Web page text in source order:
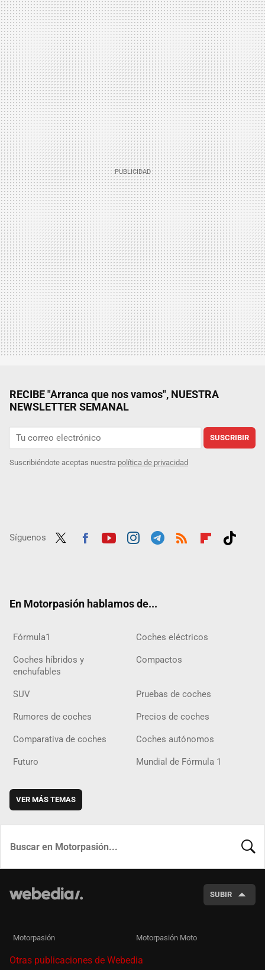
RECIBE "Arranca que nos vamos", NUESTRA
NEWSLETTER SEMANAL
SUSCRIBIR
Suscribiéndote aceptas nuestra política de privacidad
Síguenos
En Motorpasión hablamos de...
Fórmula1 Coches eléctricos
Coches híbridos y
enchufables
Compactos
SUV Pruebas de coches
Rumores de coches Precios de coches
Comparativa de coches Coches autónomos
Futuro Mundial de Fórmula 1
VER MÁS TEMAS
SUBIR
Motorpasión Motorpasión Moto
Otras publicaciones de Webedia